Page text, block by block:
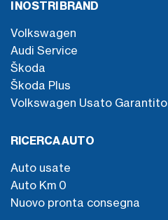
I NOSTRI BRAND
Volkswagen
Audi Service
Škoda
Škoda Plus
Volkswagen Usato Garantito
RICERCA AUTO
Auto usate
Auto Km 0
Nuovo pronta consegna